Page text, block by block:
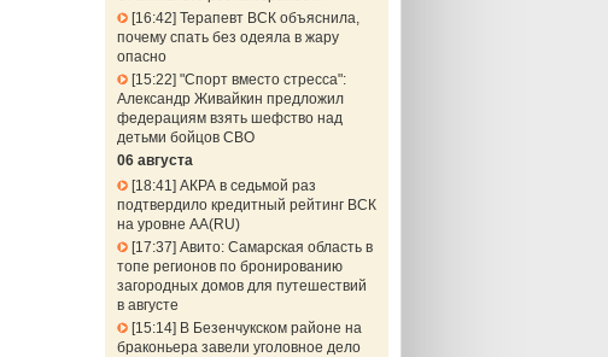
16:42 Терапевт ВСК объяснила,
почему спать без одеяла в жару
опасно
15:22 "Спорт вместо стресса":
Александр Живайкин предложил
федерациям взять шефство над
детьми бойцов СВО
06 августа
18:41 АКРА в седьмой раз
подтвердило кредитный рейтинг ВСК
на уровне АА(RU)
17:37 Авито: Самарская область в
топе регионов по бронированию
загородных домов для путешествий
в августе
15:14 В Безенчукском районе на
браконьера завели уголовное дело